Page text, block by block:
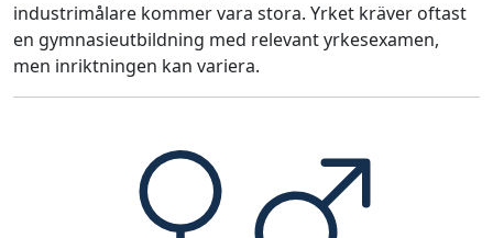
industrimålare kommer vara stora. Yrket kräver oftast
en gymnasieutbildning med relevant yrkesexamen,
men inriktningen kan variera.